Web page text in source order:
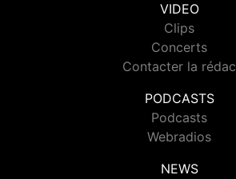
VIDEO
Clips
Concerts
Contacter la rédac
PODCASTS
Podcasts
Webradios
NEWS